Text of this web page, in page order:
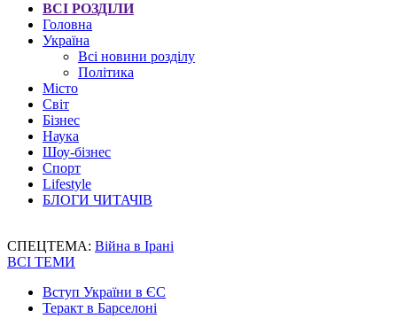
ВСІ РОЗДІЛИ
Головна
Україна
Всі новини розділу
Політика
Місто
Світ
Бізнес
Наука
Шоу-бізнес
Спорт
Lifestyle
БЛОГИ ЧИТАЧІВ
СПЕЦТЕМА: Війна в Ірані
ВСІ ТЕМИ
Вступ України в ЄС
Теракт в Барселоні